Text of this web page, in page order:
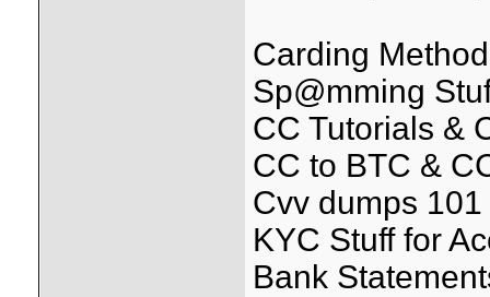
Carding
Sp@mming
CC Tutorials &
CC to BTC &
Cvv dumps
KYC Stuff for
Bank